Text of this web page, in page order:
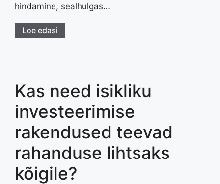
hindamine, sealhulgas…
Loe edasi
Kas need isikliku
investeerimise
rakendused teevad
rahanduse lihtsaks
kõigile?